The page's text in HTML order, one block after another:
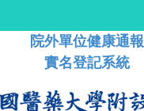
院外單位健康通報
實名登記系統